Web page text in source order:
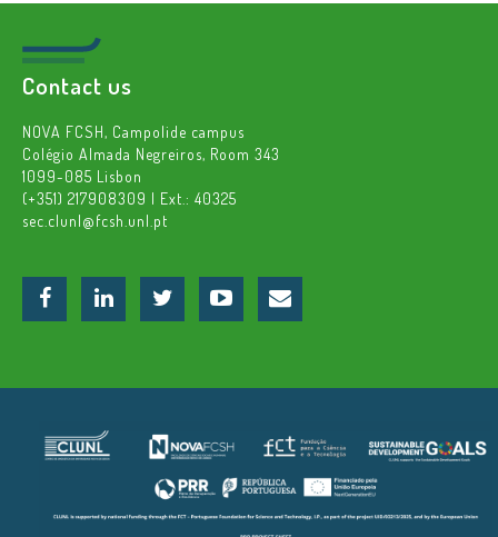
Contact us
NOVA FCSH, Campolide campus
Colégio Almada Negreiros, Room 343
1099-085 Lisbon
(+351) 217908309 | Ext.: 40325
sec.clunl@fcsh.unl.pt